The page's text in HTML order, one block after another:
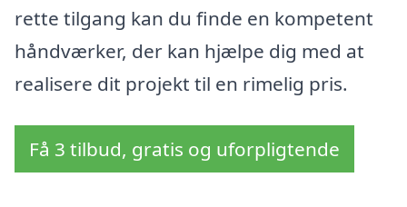
rette tilgang kan du finde en kompetent
håndværker, der kan hjælpe dig med at
realisere dit projekt til en rimelig pris.
Få 3 tilbud, gratis og uforpligtende